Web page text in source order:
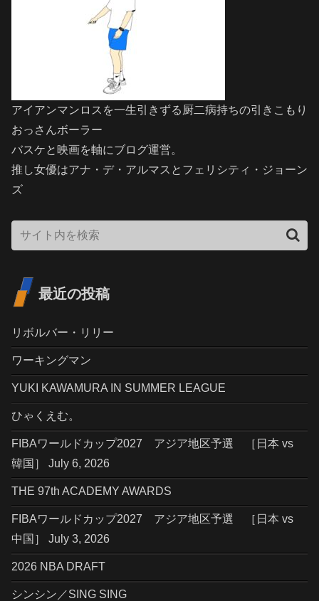
アイアンマンロスを一生引きずる厨二病持ちの引きこもり
おっさんボーラー
バスケと映画を軸にブログ運営。
推し女優はアナ・デ・アルマスとフェリシティ・ジョーン
ズ
最近の投稿
リボルバー・リリー
ワーキングマン
YUKI KAWAMURA IN SUMMER LEAGUE
ひゃくえむ。
FIBAワールドカップ2027 アジア地区予選 ［日本 vs
韓国］ July 6, 2026
THE 97th ACADEMY AWARDS
FIBAワールドカップ2027 アジア地区予選 ［日本 vs
中国］ July 3, 2026
2026 NBA DRAFT
シンシン／SING SING